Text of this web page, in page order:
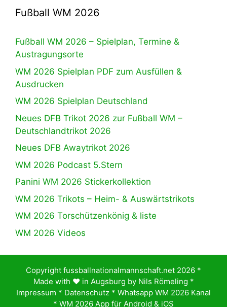
Fußball WM 2026
Fußball WM 2026 – Spielplan, Termine &
Austragungsorte
WM 2026 Spielplan PDF zum Ausfüllen &
Ausdrucken
WM 2026 Spielplan Deutschland
Neues DFB Trikot 2026 zur Fußball WM –
Deutschlandtrikot 2026
Neues DFB Awaytrikot 2026
WM 2026 Podcast 5.Stern
Panini WM 2026 Stickerkollektion
WM 2026 Trikots – Heim- & Auswärtstrikots
WM 2026 Torschützenkönig & liste
WM 2026 Videos
Copyright fussballnationalmannschaft.net 2026 *
Made with ♥️ in Augsburg by Nils Römeling *
Impressum * Datenschutz * Whatsapp WM 2026 Kanal
* WM 2026 App für Android & iOS